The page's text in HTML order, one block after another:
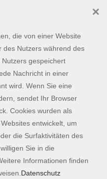
werden.
Kontaktformular
Impressum
AGB
Datenschutzerklärung
die von einer Website
des Nutzers während des
gespeichert
Nachricht in einer
wird. Wenn Sie eine
sendet Ihr Browser
Cookies wurden als
entwickelt, um
die Surfaktivitäten des
Sie in die
Informationen finden
Datenschutz
×